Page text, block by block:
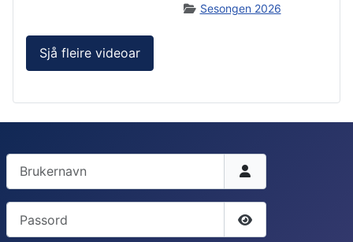
Sesongen 2026
Sjå fleire videoar
Brukernavn
Vis passord